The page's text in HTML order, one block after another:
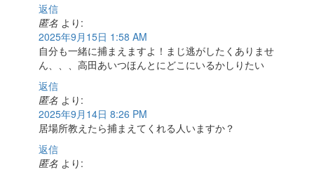
返信
匿名 より:
2025年9月15日 1:58 AM
自分も一緒に捕まえますよ！まじ逃がしたくありませ
ん、、、高田あいつほんとにどこにいるかしりたい
返信
匿名 より:
2025年9月14日 8:26 PM
居場所教えたら捕まえてくれる人いますか？
返信
匿名 より: